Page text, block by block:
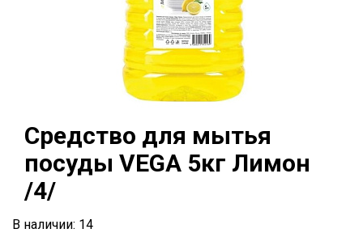
Средство для мытья
посуды VEGA 5кг Лимон
/4/
В наличии: 14